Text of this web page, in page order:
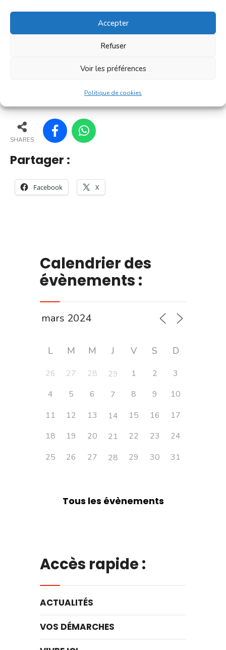
Accepter
Refuser
Voir les préférences
Politique de cookies
marché où l'on trouve l'essentiel pour le petit
165 168
SHARES
Partager :
Facebook X
Calendrier des
évènements :
L M M J V S D
26 27 28 29 1 2
3
4
5 6 7 8 9
10
11
12 13 14 15 16
17
18
19 20 21 22 23
24
25
26 27 28 29 30 31
Tous les évènements
Accès rapide :
ACTUALITÉS
VOS DÉMARCHES